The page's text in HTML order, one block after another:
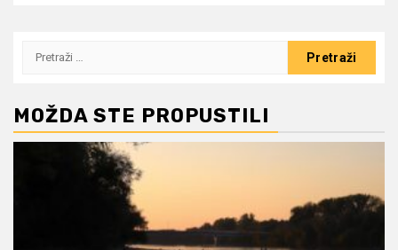
Pretraži:
MOŽDA STE PROPUSTILI